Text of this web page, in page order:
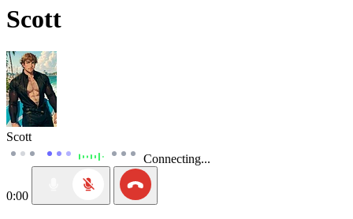
Scott
Scott
Connecting...
0:00